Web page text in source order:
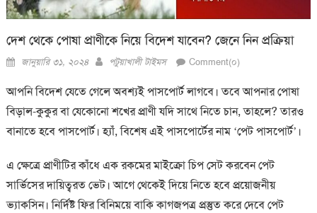
দেশ থেকে পোষা প্রাণীকে নিয়ে বিদেশ যাবেন? জেনে নিন প্রক্রিয়া
Posted
জানুয়ারি ৩১, ২০২৪ Author
পটুয়াখালী টাইমস Comment(০)
আপনি বিদেশ যেতে গেলে অবশ্যই পাসপোর্ট লাগবে। তবে আপনার পোষা
বিড়াল-কুকুর বা যেকোনো শখের প্রাণী যদি সাথে নিতে চান, তাহলে? তারও
বানাতে হবে পাসপোর্ট। হ্যাঁ, বিশেষ এই পাসপোর্টের নাম ‘পেট পাসপোর্ট’।
এ ক্ষেত্রে প্রাণীটির কাঁধে এক রকমের মাইক্রো চিপ সেট করবেন পেট
সার্ভিসের দায়িত্বরত ভেট। আগে থেকেই দিয়ে নিতে হবে প্রয়োজনীয়
ভ্যাকসিন। নির্দিষ্ট ফির বিনিময়ে বাকি কাগজপত্র প্রস্তুত করে দেবে পেট